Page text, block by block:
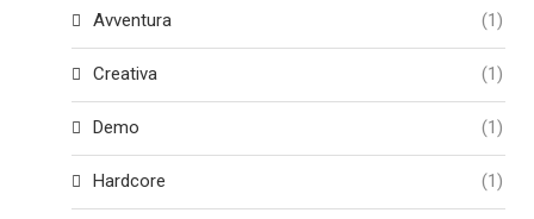
Avventura (1)
Creativa (1)
Demo (1)
Hardcore (1)